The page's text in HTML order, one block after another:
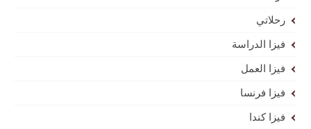
رحلاتي
فيزا الدراسة
فيزا العمل
فيزا فرنسا
فيزا كندا